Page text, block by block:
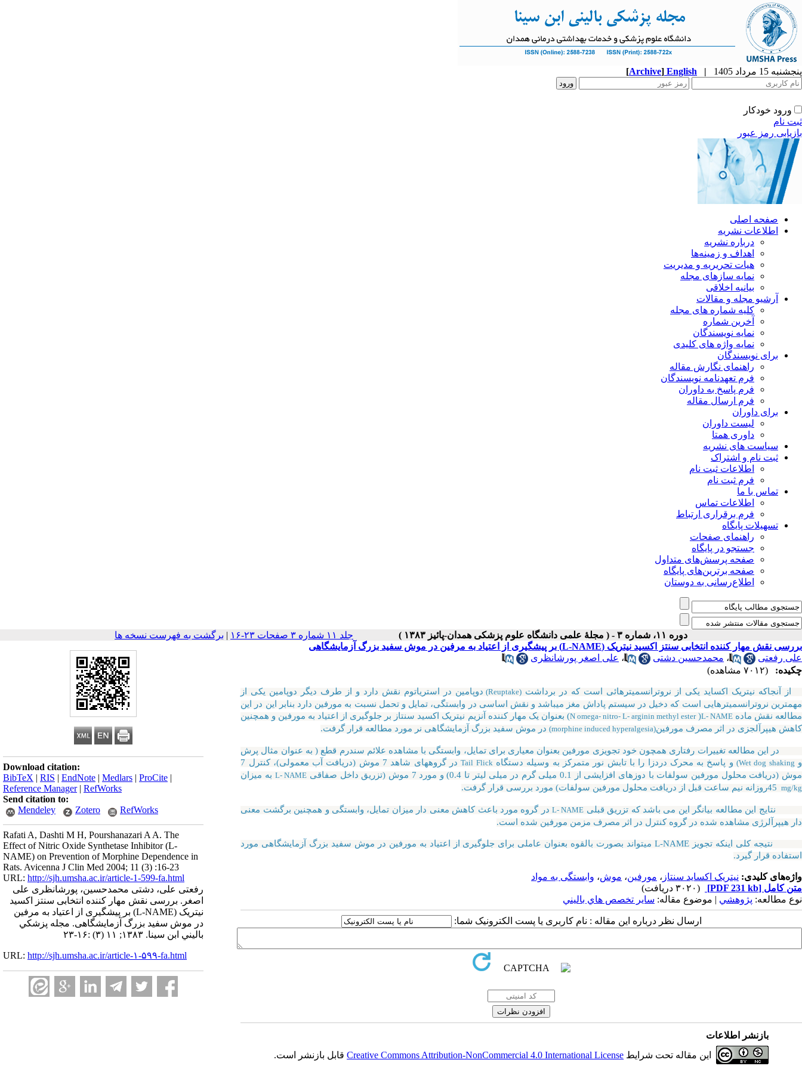
پنجشنبه 15 مرداد 1405 |
English
[Archive]
ورود خودکار
ثبت نام
بازیابی رمز عبور
صفحه اصلی
اطلاعات نشریه
درباره نشریه
اهداف و زمینه‌ها
هیات تحریریه و مدیریت
نمایه سازهای مجله
بیانیه اخلاقی
آرشیو مجله و مقالات
کلیه شماره های مجله
آخرین شماره
نمایه نویسندگان
نمایه واژه های کلیدی
برای نویسندگان
راهنمای نگارش مقاله
فرم تعهدنامه نویسندگان
فرم پاسخ به داوران
فرم ارسال مقاله
برای داوران
لیست داوران
داوری همتا
سیاست های نشریه
ثبت نام و اشتراک
اطلاعات ثبت نام
فرم ثبت نام
تماس با ما
اطلاعات تماس
فرم برقراری ارتباط
تسهیلات پایگاه
راهنمای صفحات
جستجو در پایگاه
صفحه پرسش‌های متداول
صفحه برترین‌های پایگاه
اطلاع‌رسانی به دوستان
دوره ۱۱، شماره ۳ - ( مجلۀ علمی دانشگاه علوم پزشکی همدان-پائيز ۱۳۸۳ ) جلد ۱۱ شماره ۳ صفحات ۲۳-۱۶ | برگشت به فهرست نسخه ها
Download citation:
BibTeX | RIS | EndNote | Medlars | ProCite |
Reference Manager| RefWorks
Send citation to:
Mendeley
Zotero RefWorks
Rafati A, Dashti M H, Pourshanazari A A. The
Effect of Nitric Oxide Synthetase Inhibitor (L-
NAME) on Prevention of Morphine Dependence in
Rats. Avicenna J Clin Med 2004; 11 (3) :16-23
URL: http://sjh.umsha.ac.ir/article-1-599-fa.html
رفعتی علی، دشتی محمدحسین، پورشانظری علی
اصغر. بررسی نقش مهار کننده انتخابی سنتز اکسید
نیتریک (L-NAME) بر پیشگیری از اعتیاد به مرفین
در موش سفید بزرگ آزمایشگاهی. مجله پزشكي
باليني ابن سينا. ۱۳۸۳; ۱۱ (۳) :۱۶-۲۳
URL: http://sjh.umsha.ac.ir/article-۱-۵۹۹-fa.html
بررسی نقش مهار کننده انتخابی سنتز اکسید نیتریک (L-NAME) بر پیشگیری از اعتیاد به مرفین در موش سفید بزرگ آزمایشگاهی
علی رفعتی
، محمدحسین دشتی ، علی اصغر پورشانظری
چکیده:
(۷۰۱۲ مشاهده)
از آنجاکه نیتریک اکساید یکی از نروترانسمیترهائی است که در برداشت (Reuptake)دوپامین در استریاتوم نقش دارد و از طرف دیگر دوپامین یکی از
مهمترین نروترانسمیترهایی است که دخیل در سیستم پاداش مغز میباشد و نقش اساسی در وابستگی، تمایل و تحمل نسبت به مورفین دارد بنابر این در این
مطالعه نقش مادهL- NAME
(
N omega- nitro- L- arginin methyl ester) بعنوان یک مهار کننده آنزیم نیتریک اکسید سنتاز بر جلوگیری از اعتیاد به مورفین و همچنین
کاهش هیپرآلجزی در اثر مصرف مورفین(morphine induced hyperalgesia) در موش سفید بزرگ آزمایشگاهی نر مورد مطالعه قرار گرفت.
در این مطالعه تغییرات رفتاری همچون خود تجویزی مورفین بعنوان معیاری برای تمایل، وابستگی با مشاهده علائم سندرم قطع ( به عنوان مثال پرش
و (Wet dog shakingو پاسخ به محرک دردزا را با تابش نور متمرکز به وسیله دستگاهTail Flick
در گروههای شاهد 7 موش (دریافت آب معمولی)، کنترل 7
موش (دریافت محلول مورفین سولفات با دوزهای افزایشی از 0.1 میلی گرم در میلی لیتر تا 0.4) و مورد 7 موش (تزریق داخل صفاقی
L- NAME به میزان
mg/kg
نتایج این مطالعه بیانگر این می باشد که تزریق قبلی L- NAME در گروه مورد باعث کاهش معنی دار میزان تمایل، وابستگی و همچنین برگشت معنی
دار هیپرآلرژی مشاهده شده در گروه کنترل در اثر مصرف مزمن مورفین شده است.
نتیجه کلی اینکه تجویز L-NAME میتواند بصورت بالقوه بعنوان عاملی برای جلوگیری از اعتیاد به مورفین در موش سفید بزرگ آزمایشگاهی مورد
استفاده قرار گیرد.
واژه‌های کلیدی: نیتریک اکساید سنتاز ، مورفین، موش، وابستگی به مواد
متن کامل [PDF 231 kb]
(۳۰۲۰ دریافت)
نوع مطالعه: پژوهشي | موضوع مقاله: سایر تخصص هاي باليني
ارسال نظر درباره این مقاله : نام کاربری یا پست الکترونیک شما:
بازنشر اطلاعات
این مقاله تحت شرایط Creative Commons Attribution-NonCommercial 4.0 International Licenseقابل بازنشر است.